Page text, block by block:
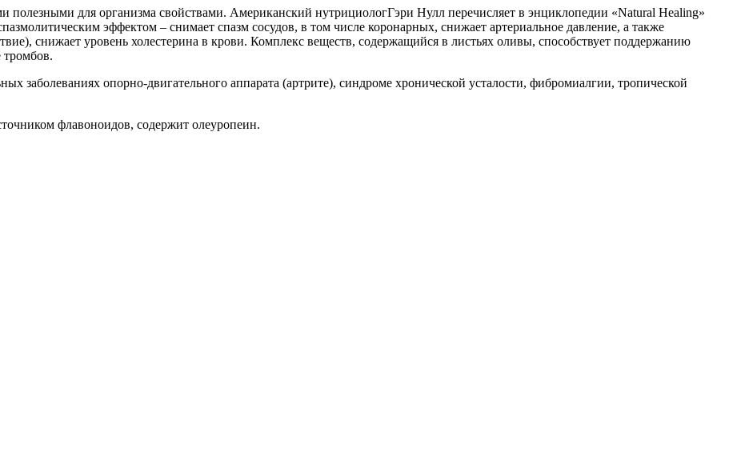
полезными для организма свойствами. Американский нутрициологГэри Нулл перечисляет в энциклопедии «Natural Healing»
эффектом – снимает спазм сосудов, в том числе коронарных, снижает артериальное давление, а также
снижает уровень холестерина в крови. Комплекс веществ, содержащийся в листьях оливы, способствует поддержанию
тромбов.
заболеваниях опорно-двигательного аппарата (артрите), синдроме хронической усталости, фибромиалгии, тропической
флавоноидов, содержит олеуропеин.